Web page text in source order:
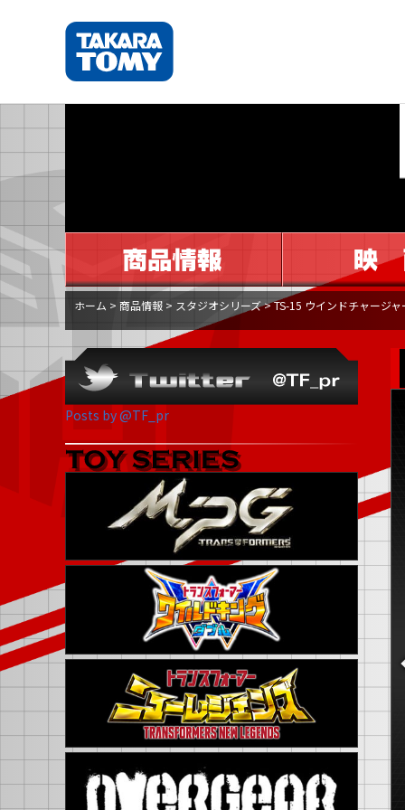
ホーム > 商品情報 > スタジオシリーズ>TS-15 ウインドチャージャ
Posts by @TF_pr